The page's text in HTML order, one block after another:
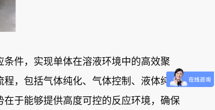
件，实现单体在溶液环境中的高效聚
，包括气体纯化、气体控制、液体纯
于能够提供高度可控的反应环境，确保